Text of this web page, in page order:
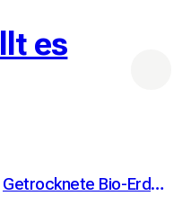
es
Getrocknete Bio-Erdbeeren 40 g